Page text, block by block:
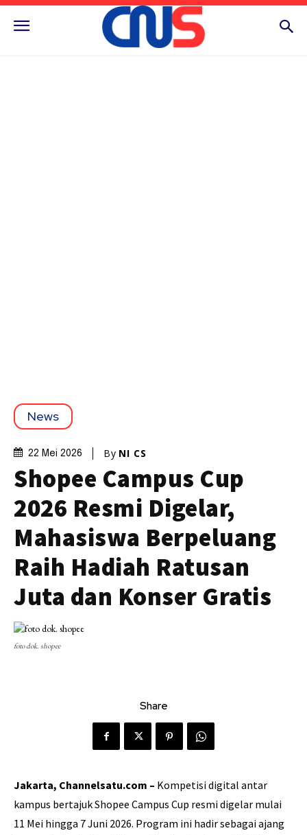
News
22 Mei 2026 By NI CS
Shopee Campus Cup
2026 Resmi Digelar,
Mahasiswa Berpeluang
Raih Hadiah Ratusan
Juta dan Konser Gratis
foto dok. shopee
Share
Jakarta, Channelsatu.com – Kompetisi digital antar
kampus bertajuk Shopee Campus Cup resmi digelar mulai
11 Mei hingga 7 Juni 2026. Program ini hadir sebagai ajang